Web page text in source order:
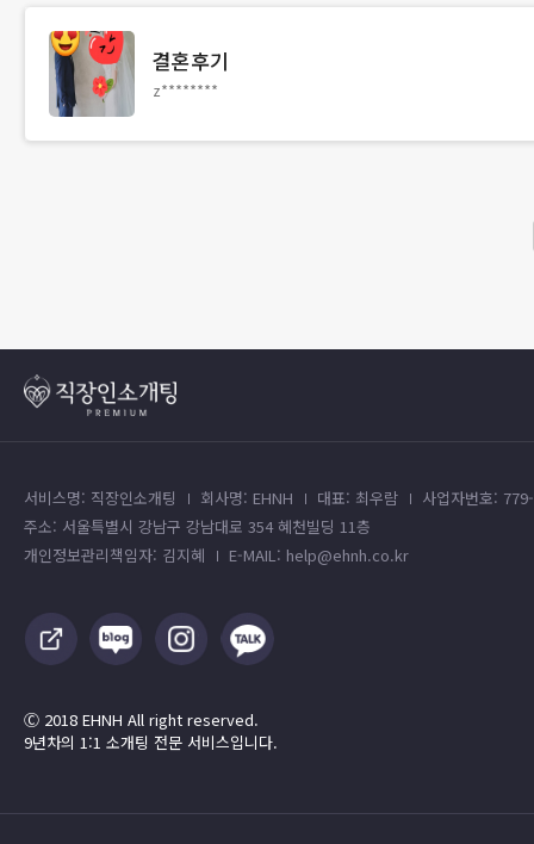
결혼후기
z********
서비스명: 직장인소개팅 회사명: EHNH 대표: 최우람
사업자번호:
주소: 서울특별시 강남구 강남대로 354 혜천빌딩 11층
개인정보관리책임자: 김지혜
E-MAIL: help@ehnh.co.kr
Ⓒ 2018 EHNH All right reserved.
9년차의 1:1 소개팅 전문 서비스입니다.